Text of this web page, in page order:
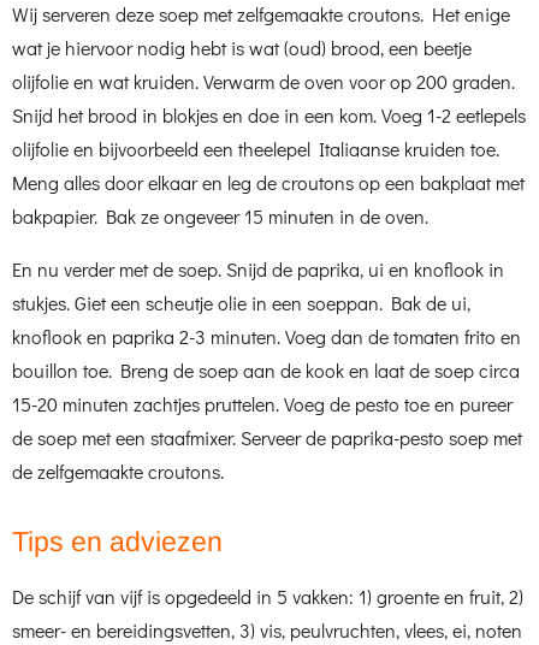
Wij serveren deze soep met zelfgemaakte croutons. Het enige
wat je hiervoor nodig hebt is wat (oud) brood, een beetje
olijfolie en wat kruiden. Verwarm de oven voor op 200 graden.
Snijd het brood in blokjes en doe in een kom. Voeg 1-2 eetlepels
olijfolie en bijvoorbeeld een theelepel Italiaanse kruiden toe.
Meng alles door elkaar en leg de croutons op een bakplaat met
bakpapier. Bak ze ongeveer 15 minuten in de oven.
En nu verder met de soep. Snijd de paprika, ui en knoflook in
stukjes. Giet een scheutje olie in een soeppan. Bak de ui,
knoflook en paprika 2-3 minuten. Voeg dan de tomaten frito en
bouillon toe. Breng de soep aan de kook en laat de soep circa
15-20 minuten zachtjes pruttelen. Voeg de pesto toe en pureer
de soep met een staafmixer. Serveer de paprika-pesto soep met
de zelfgemaakte croutons.
Tips en adviezen
De schijf van vijf is opgedeeld in 5 vakken: 1) groente en fruit, 2)
smeer- en bereidingsvetten, 3) vis, peulvruchten, vlees, ei, noten